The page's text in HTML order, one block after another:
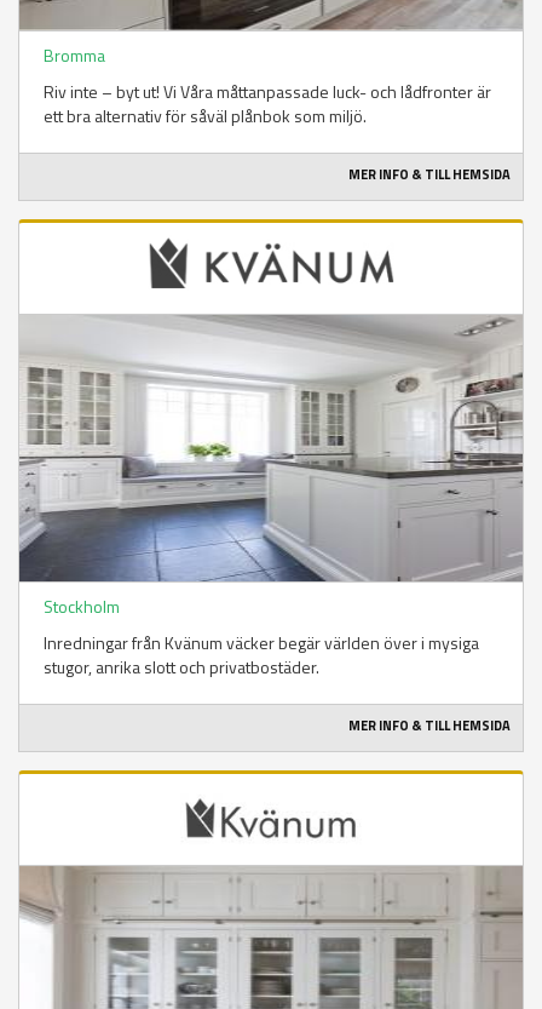
Bromma
Riv inte – byt ut! Vi Våra måttanpassade luck- och lådfronter är
ett bra alternativ för såväl plånbok som miljö.
MER INFO & TILL HEMSIDA
Stockholm
Inredningar från Kvänum väcker begär världen över i mysiga
stugor, anrika slott och privatbostäder.
MER INFO & TILL HEMSIDA